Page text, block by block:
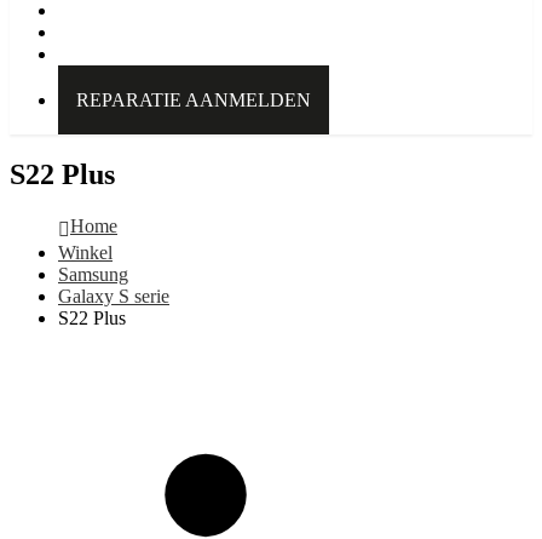
REPARATIE AANMELDEN
S22 Plus
Home
Winkel
Samsung
Galaxy S serie
S22 Plus